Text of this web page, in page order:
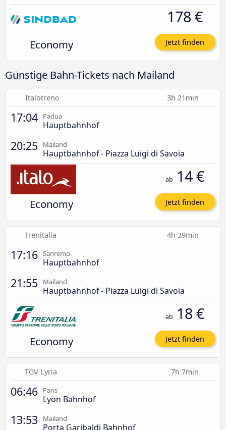
Economy
178 €
Jetzt finden
Günstige Bahn-Tickets nach Mailand
Italotreno 3h 21min
17:04 Padua
Hauptbahnhof
20:25 Mailand
Hauptbahnhof - Piazza Luigi di Savoia
Economy
ab 14 €
Jetzt finden
Trenitalia 4h 39min
17:16 Sanremo
Hauptbahnhof
21:55 Mailand
Hauptbahnhof - Piazza Luigi di Savoia
Economy
ab 18 €
Jetzt finden
TGV Lyria 7h 7min
06:46 Paris
Lyon Bahnhof
13:53 Mailand
Porta Garibaldi Bahnhof